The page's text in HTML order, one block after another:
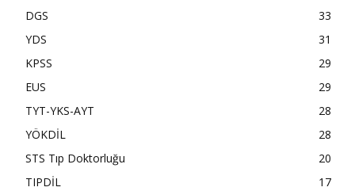
DGS
33
YDS
31
KPSS
29
EUS
29
TYT-YKS-AYT
28
YÖKDİL
28
STS Tıp Doktorluğu
20
TIPDİL
17